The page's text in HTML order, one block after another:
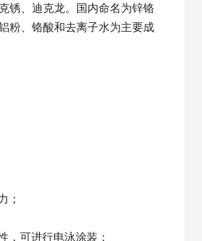
锈、迪克龙。国内命名为锌铬
粉、铬酸和去离子水为主要成
；
，可进行电泳涂装；